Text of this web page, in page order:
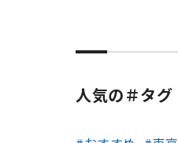
人気の＃タグ